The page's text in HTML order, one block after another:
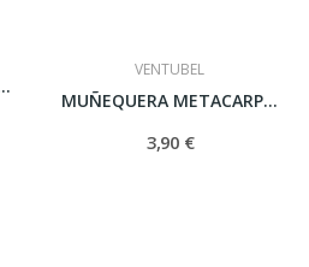
CONTORNO T- GDE
VENTUBEL
MUÑEQUERA METACARPIANA T- GDE
3,90 €